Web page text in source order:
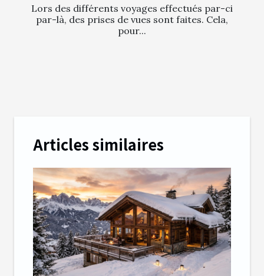
Lors des différents voyages effectués par-ci
par-là, des prises de vues sont faites. Cela,
pour...
Articles similaires